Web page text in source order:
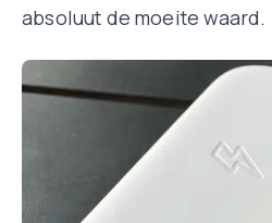
absoluut de moeite waard.